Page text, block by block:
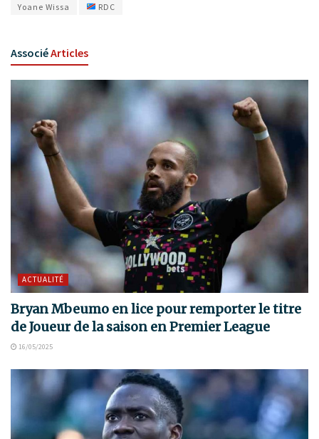
Yoane Wissa RDC
AssociéArticles
ACTUALITÉ
Bryan Mbeumo en lice pour remporter le titre
de Joueur de la saison en Premier League
16/05/2025